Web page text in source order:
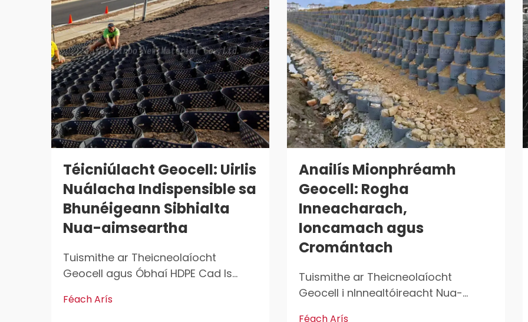
Téicniúlacht Geocell: Uirlis
Nuálacha Indispensible sa
Bhunéigeann Sibhialta
Nua-aimseartha
Tuismithe ar Theicneolaíocht
Geocell agus Óbhaí HDPE Cad Is
struchtúir éagsúla, 3T a úsáidtear ar
Féach Arís
Anailís Mionphréamh
Geocell: Rogha
Inneacharach,
Ioncamach agus
Cromántach
Tuismithe ar Theicneolaíocht
Geocell i nInnealtóireacht Nua-
Féach Arís